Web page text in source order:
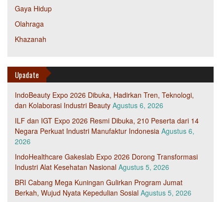
Gaya Hidup
Olahraga
Khazanah
Upadate
IndoBeauty Expo 2026 Dibuka, Hadirkan Tren, Teknologi,
dan Kolaborasi Industri Beauty Agustus 6, 2026
ILF dan IGT Expo 2026 Resmi Dibuka, 210 Peserta dari 14
Negara Perkuat Industri Manufaktur Indonesia Agustus 6,
2026
IndoHealthcare Gakeslab Expo 2026 Dorong Transformasi
Industri Alat Kesehatan Nasional Agustus 5, 2026
BRI Cabang Mega Kuningan Gulirkan Program Jumat
Berkah, Wujud Nyata Kepedulian Sosial Agustus 5, 2026